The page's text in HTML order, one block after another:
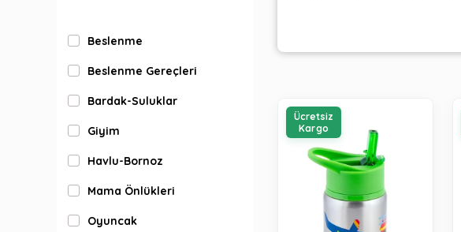
Beslenme
Beslenme Gereçleri
Bardak-Suluklar
Giyim
Havlu-Bornoz
Mama Önlükleri
Oyuncak
Ücretsiz
Kargo